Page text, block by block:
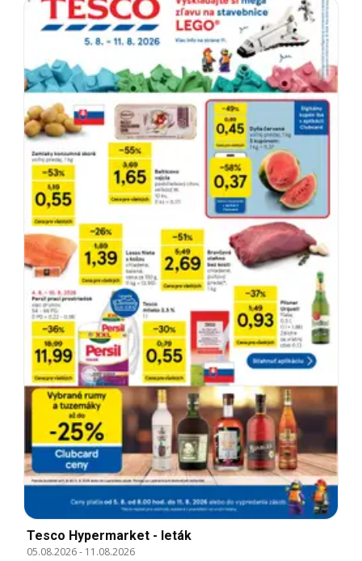
Tesco Hypermarket - leták
05.08.2026- 11.08.2026